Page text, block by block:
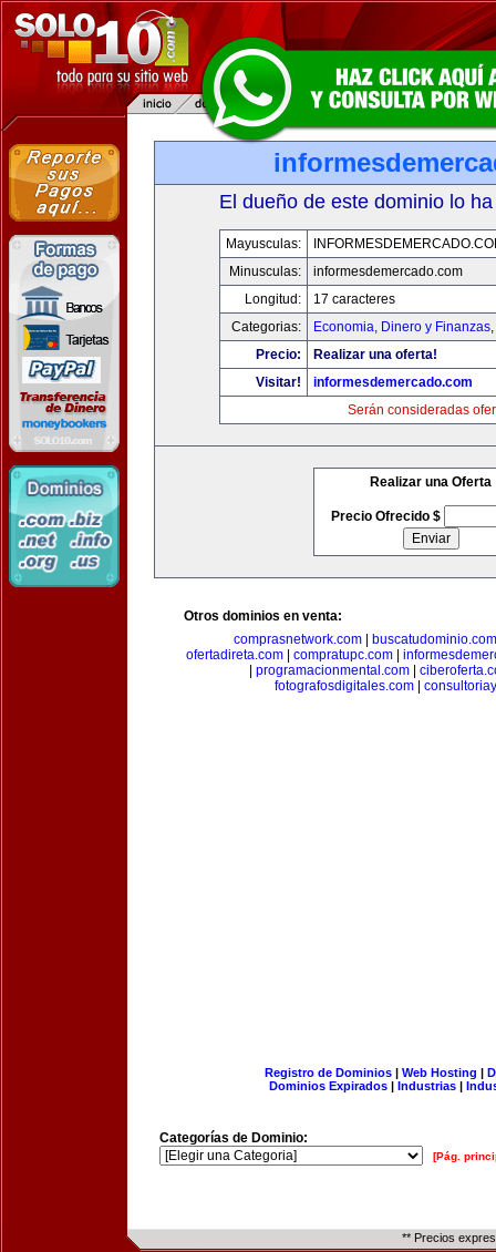
El dueño de este dominio lo
Mayusculas:
Minusculas:
informesdemercado.com
Longitud:
17 caracteres
Categorias:
Economia, Dinero y Finanzas,
Precio:
Realizar una oferta!
Visitar!
informesdemercado.com
Serán consideradas
Realizar una Oferta
Precio Ofrecido $
Otros dominios en venta:
comprasnetwork.com
buscatudominio.com
ofertadireta.com| compratupc.com|
programacionmental.com|
fotografosdigitales.com|
Registro de Dominios| Web Hosting |
Dominios Expirados | Industrias |
Categorías de Dominio:
[Pág.
** Precios